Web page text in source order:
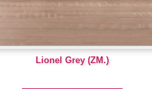
Lionel Grey (ZM.)